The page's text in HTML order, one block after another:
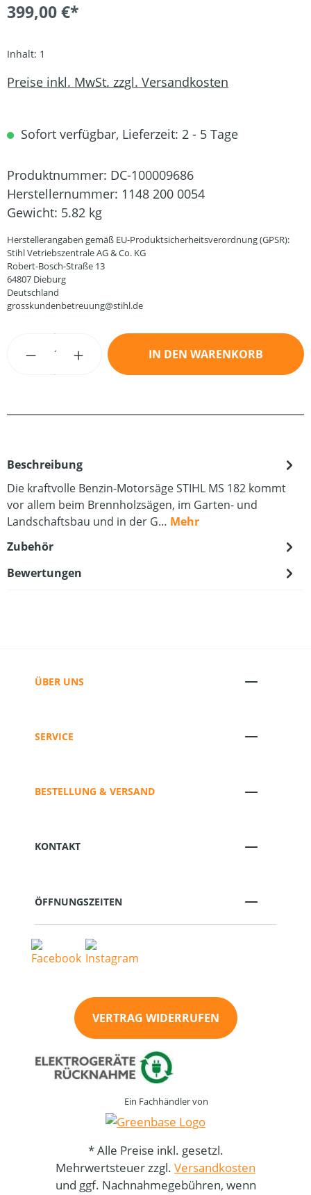
399,00 €*
Inhalt: 1
Preise inkl. MwSt. zzgl. Versandkosten
Sofort verfügbar, Lieferzeit: 2 - 5 Tage
Produktnummer: DC-100009686
Herstellernummer: 1148 200 0054
Gewicht: 5.82 kg
Herstellerangaben gemäß EU-Produktsicherheitsverordnung (GPSR):
Stihl Vetriebszentrale AG & Co. KG
Robert-Bosch-Straße 13
64807 Dieburg
Deutschland
grosskundenbetreuung@stihl.de
Produkt Anzahl: Gib den gewünschten
IN DEN WARENKORB
Beschreibung
Die kraftvolle Benzin-Motorsäge STIHL MS 182 kommt
vor allem beim Brennholzsägen, im Garten- und
Landschaftsbau und in der G… Mehr
Zubehör
Bewertungen
ÜBER UNS
SERVICE
BESTELLUNG & VERSAND
KONTAKT
ÖFFNUNGSZEITEN
VERTRAG WIDERRUFEN
Ein Fachhändler von
* Alle Preise inkl. gesetzl.
Mehrwertsteuer zzgl. Versandkosten
und ggf. Nachnahmegebühren, wenn